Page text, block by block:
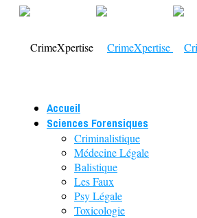
Accueil
Sciences Forensiques
Criminalistique
Médecine Légale
Balistique
Les Faux
Psy Légale
Toxicologie